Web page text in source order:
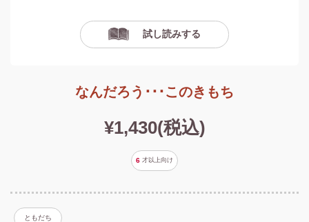
試し読みする
なんだろう･･･このきもち
¥1,430(税込)
6 才以上向け
ともだち